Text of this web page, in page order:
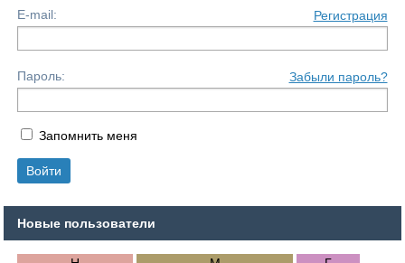
E-mail: Регистрация
Пароль: Забыли пароль?
Запомнить меня
Новые пользователи